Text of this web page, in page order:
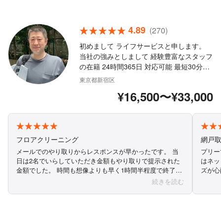
4.89 (270)
初めまして ライフサービスと申します。
当社の強みとしまして 経験豊富なスタッフ
の在籍 24時間365日 対応可能 最短30分か
ら現場にて対応可能 他社と差別化の為 使
他社様との見積もり金額より多少高い部分
材）等の取り扱いでお客様には満足頂ける
東京都新宿区
¥16,500〜¥33,000
フロアクリーニング
メールでのやり取りからレスポンスが早かったです。 当
日は2名でいらしていただき金額もやり取りで提示された
金額でした。 時間も想像よりも早く1時間半程度で終了し
ました。 落ちないと思っていた汚れも落ち、金額もリー
続きを読む
網戸
プリ
はネ
ズが